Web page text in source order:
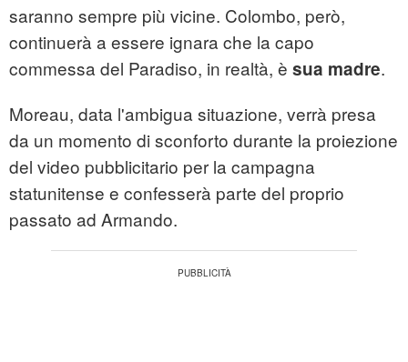
saranno sempre più vicine. Colombo, però,
continuerà a essere ignara che la capo
commessa del Paradiso, in realtà, è sua madre.
Moreau, data l'ambigua situazione, verrà presa
da un momento di sconforto durante la proiezione
del video pubblicitario per la campagna
statunitense e confesserà parte del proprio
passato ad Armando.